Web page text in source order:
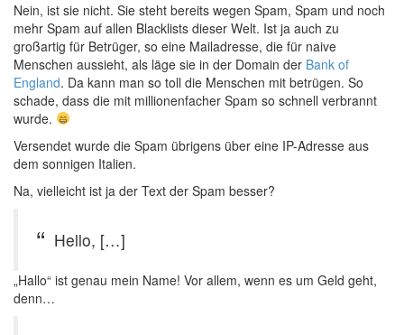
Nein, ist sie nicht. Sie steht bereits wegen Spam, Spam und noch
mehr Spam auf allen Blacklists dieser Welt. Ist ja auch zu
großartig für Betrüger, so eine Mailadresse, die für naive
Menschen aussieht, als läge sie in der Domain der Bank of
England. Da kann man so toll die Menschen mit betrügen. So
schade, dass die mit millionenfacher Spam so schnell verbrannt
wurde.
Versendet wurde die Spam übrigens über eine IP-Adresse aus
dem sonnigen Italien.
Na, vielleicht ist ja der Text der Spam besser?
Hello, […]
„Hallo“ ist genau mein Name! Vor allem, wenn es um Geld geht,
denn…